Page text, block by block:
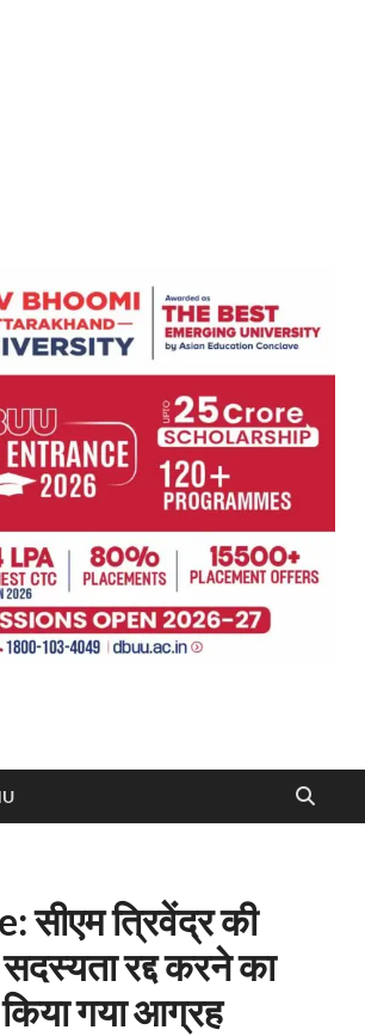
सीएम त्रिवेंद्र की
रद्द करने का
गया आग्रह